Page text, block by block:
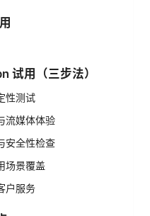
试用（三步法）
性测试
流媒体体验
安全性检查
场景覆盖
户服务